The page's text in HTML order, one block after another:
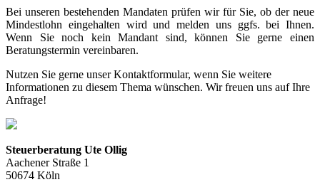
Bei unseren bestehenden Mandaten prüfen wir für Sie, ob der neue
Mindestlohn eingehalten wird und melden uns ggfs. bei Ihnen.
Wenn Sie noch kein Mandant sind, können Sie gerne einen
Beratungstermin vereinbaren.
Nutzen Sie gerne unser Kontaktformular, wenn Sie weitere
Informationen zu diesem Thema wünschen. Wir freuen uns auf Ihre
Anfrage!
Steuerberatung Ute Ollig
Aachener Straße 1
50674 Köln